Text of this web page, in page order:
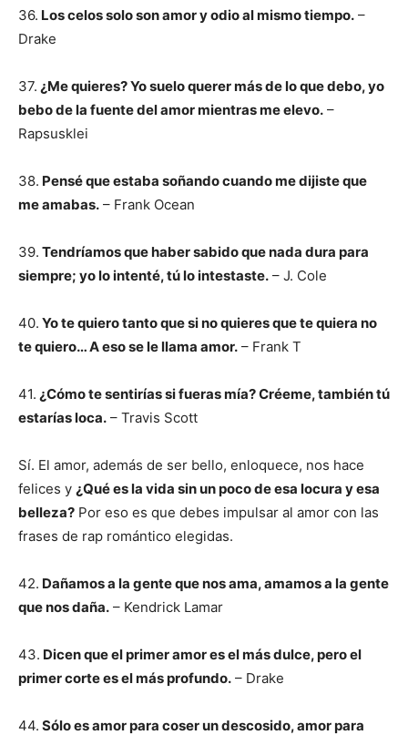
36. Los celos solo son amor y odio al mismo tiempo. –
Drake
37. ¿Me quieres? Yo suelo querer más de lo que debo, yo
bebo de la fuente del amor mientras me elevo. –
Rapsusklei
38. Pensé que estaba soñando cuando me dijiste que
me amabas. – Frank Ocean
39. Tendríamos que haber sabido que nada dura para
siempre; yo lo intenté, tú lo intestaste. – J. Cole
40. Yo te quiero tanto que si no quieres que te quiera no
te quiero… A eso se le llama amor. – Frank T
41. ¿Cómo te sentirías si fueras mía? Créeme, también tú
estarías loca. – Travis Scott
Sí. El amor, además de ser bello, enloquece, nos hace
felices y ¿Qué es la vida sin un poco de esa locura y esa
belleza? Por eso es que debes impulsar al amor con las
frases de rap romántico elegidas.
42. Dañamos a la gente que nos ama, amamos a la gente
que nos daña. – Kendrick Lamar
43. Dicen que el primer amor es el más dulce, pero el
primer corte es el más profundo. – Drake
44. Sólo es amor para coser un descosido, amor para